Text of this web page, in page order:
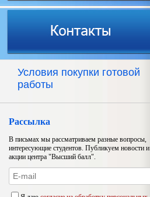
Условия покупки готовой
работы
Рассылка
В письмах мы рассматриваем разные вопросы,
интересующие студентов. Публикуем новости и
акции центра "Высший балл".